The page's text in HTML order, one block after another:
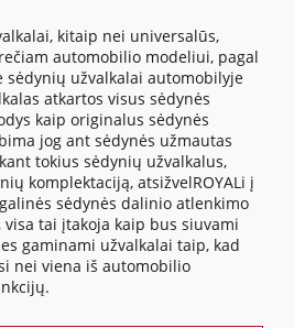
kitaip nei universalūs,
automobilio modeliui, pagal
sėdynių užvalkalai automobilyje
atkartos visus sėdynės
kaip originalus sėdynės
jog ant sėdynės užmautas
tokius sėdynių užvalkalus,
komplektaciją, atsižvelROYALi į
sėdynės dalinio atlenkimo
tai įtakoja kaip bus siuvami
gaminami užvalkalai taip, kad
nei viena iš automobilio